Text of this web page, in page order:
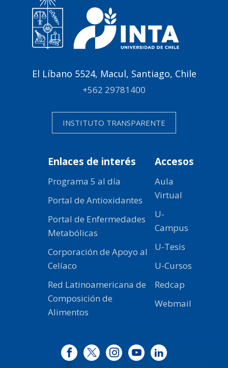
El Líbano 5524, Macul, Santiago, Chile
+562 29781400
INSTITUTO TRANSPARENTE
Enlaces de interés
Programa 5 al día
Portal de Antioxidantes
Portal de Enfermedades
Metabólicas
Corporación de Apoyo al
Celíaco
Red Latinoamericana de
Composición de
Alimentos
Accesos
Aula
Virtual
U-
Campus
U-Tesis
U-Cursos
Redcap
Webmail